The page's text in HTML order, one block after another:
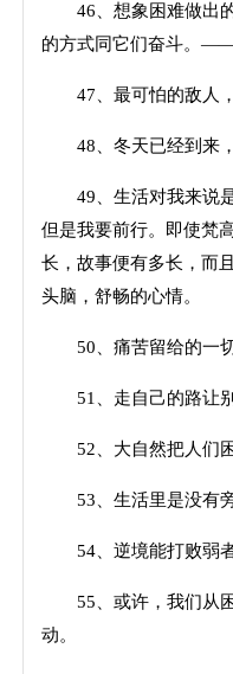
46、想象困难做出的
的方式同它们奋斗。
47、最可怕的敌人
48、冬天已经到来，
49、生活对我来说是
但是我要前行。即使梵
长，故事便有多长，而
头脑，舒畅的心情。
50、痛苦留给的一切
51、走自己的路让
52、大自然把人们困
53、生活里是没有
54、逆境能打败弱
55、或许，我们从困
动。